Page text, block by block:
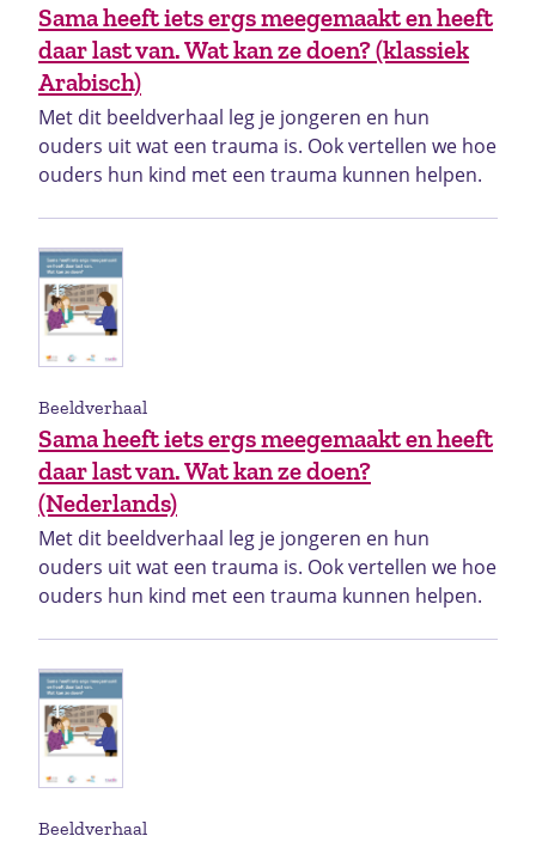
Sama heeft iets ergs meegemaakt en heeft
daar last van. Wat kan ze doen? (klassiek
Arabisch)
Met dit beeldverhaal leg je jongeren en hun
ouders uit wat een trauma is. Ook vertellen we hoe
ouders hun kind met een trauma kunnen helpen.
Sama heeft iets ergs meegemaakt en heeft
daar last van. Wat kan ze doen?
(Nederlands)
Beeldverhaal
Met dit beeldverhaal leg je jongeren en hun
ouders uit wat een trauma is. Ook vertellen we hoe
ouders hun kind met een trauma kunnen helpen.
Beeldverhaal